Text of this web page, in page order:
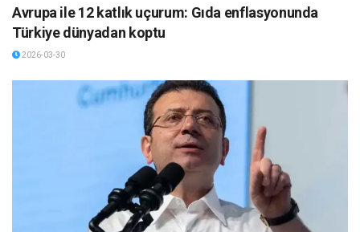
Avrupa ile 12 katlık uçurum: Gıda enflasyonunda
Türkiye dünyadan koptu
2026-03-30